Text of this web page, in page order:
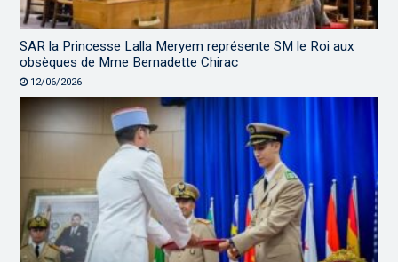
SAR la Princesse Lalla Meryem représente SM le Roi aux
obsèques de Mme Bernadette Chirac
12/06/2026